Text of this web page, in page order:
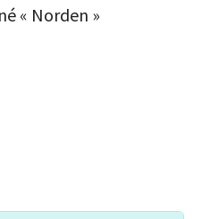
« Norden »